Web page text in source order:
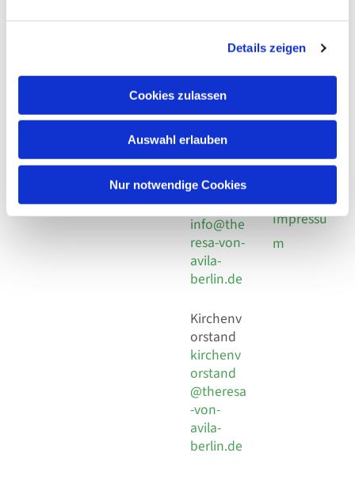
Details zeigen
Cookies zulassen
Auswahl erlauben
Nur notwendige Cookies
Adresse
Kirchengemeinde Pfarrei
Hl. Theresa von Avila Berlin
Nordost
Leitender Pfarrer - Norbert
Pomplun
13086 Berlin
Kont
Telefon
+49 30
924 64 28
30 924 54
18
E-Mail
info@the
resa-von-
avila-
berlin.de
Kirchenv
orstand
kirchenv
orstand
@theresa
-von-
avila-
berlin.de
Links
Datensch
Datensch
Social
Impressu
m